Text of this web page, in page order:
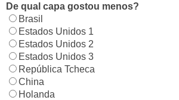
De qual capa gostou menos?
Brasil
Estados Unidos 1
Estados Unidos 2
Estados Unidos 3
República Tcheca
China
Holanda